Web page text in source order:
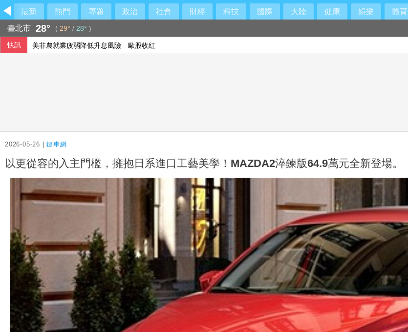
最新 熱門 專題 政治 社會 財經 科技 國際 大陸 健康 娛樂 體育
臺北市 28° ( 29° / 28° )
快訊 美非農就業疲弱降低升息風險 歐股收紅
2026-05-26 |鏈車網
以更從容的入主門檻，擁抱日系進口工藝美學！MAZDA2淬鍊版64.9萬元全新登場。